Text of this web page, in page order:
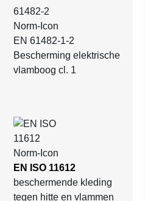
EN 61482-1-2
Bescherming elektrische
vlamboog cl. 1
EN ISO 11612
beschermende kleding
tegen hitte en vlammen